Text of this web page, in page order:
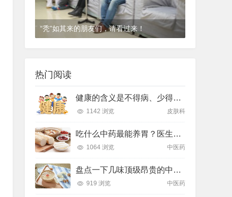
“秃”如其来的朋友们，请看过来！
热门阅读
健康的含义是不得病、少得病、得小病
1142 浏览 皮肤科
吃什么中药最能养胃？医生推荐了10种——
1064 浏览 中医药
盘点一下几味顶级昂贵的中药材
919 浏览 中医药